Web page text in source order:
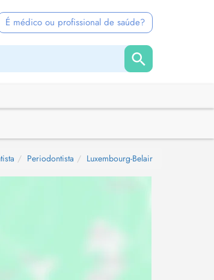
É médico ou profissional de saúde?
Periodontista Luxembourg-Belair